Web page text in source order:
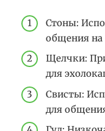
Стоны:
общения на
Щелчки:
для
Свисты:
для